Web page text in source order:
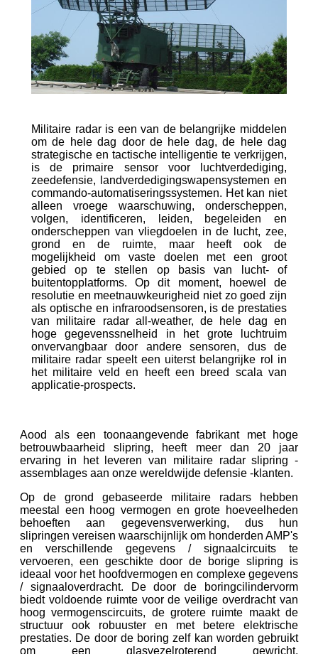
Militaire radar is een van de belangrijke middelen
om de hele dag door de hele dag, de hele dag
strategische en tactische intelligentie te verkrijgen,
is de primaire sensor voor luchtverdediging,
zeedefensie, landverdedigingswapensystemen en
commando-automatiseringssystemen. Het kan niet
alleen vroege waarschuwing, onderscheppen,
volgen, identificeren, leiden, begeleiden en
onderscheppen van vliegdoelen in de lucht, zee,
grond en de ruimte, maar heeft ook de
mogelijkheid om vaste doelen met een groot
gebied op te stellen op basis van lucht- of
buitentopplatforms. Op dit moment, hoewel de
resolutie en meetnauwkeurigheid niet zo goed zijn
als optische en infraroodsensoren, is de prestaties
van militaire radar all-weather, de hele dag en
hoge gegevenssnelheid in het grote luchtruim
onvervangbaar door andere sensoren, dus de
militaire radar speelt een uiterst belangrijke rol in
het militaire veld en heeft een breed scala van
applicatie-prospects.
Aood als een toonaangevende fabrikant met hoge
betrouwbaarheid slipring, heeft meer dan 20 jaar
ervaring in het leveren van militaire radar slipring -
assemblages aan onze wereldwijde defensie -klanten.
Op de grond gebaseerde militaire radars hebben
meestal een hoog vermogen en grote hoeveelheden
behoeften aan gegevensverwerking, dus hun
slipringen vereisen waarschijnlijk om honderden AMP's
en verschillende gegevens / signaalcircuits te
vervoeren, een geschikte door de borige slipring is
ideaal voor het hoofdvermogen en complexe gegevens
/ signaaloverdracht. De door de boringcilindervorm
biedt voldoende ruimte voor de veilige overdracht van
hoog vermogenscircuits, de grotere ruimte maakt de
structuur ook robuuster en met betere elektrische
prestaties. De door de boring zelf kan worden gebruikt
om een ​​glasvezelroterend gewricht,